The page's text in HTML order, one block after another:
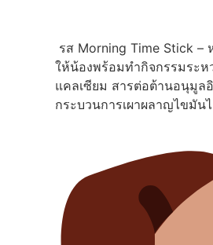
รส Morning Time Stick –
ให้น้องพร้อมทำกิจกรรมระ
แคลเซียม สารต่อต้านอนุมูล
กระบวนการเผาผลาญไขมัน